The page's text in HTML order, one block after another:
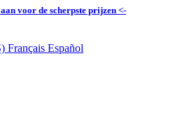
voor de scherpste prijzen <-
Français Español